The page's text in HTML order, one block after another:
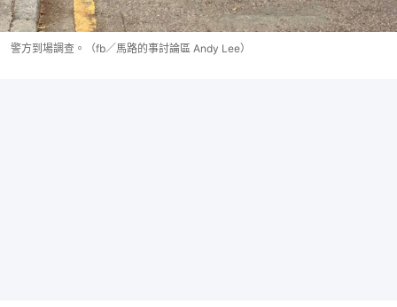
警方到場調查。（fb／馬路的事討論區 Andy Lee）